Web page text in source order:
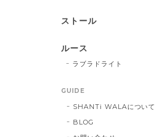
ストール
ルース
ラブラドライト
GUIDE
SHANTi WALAについて
BLOG